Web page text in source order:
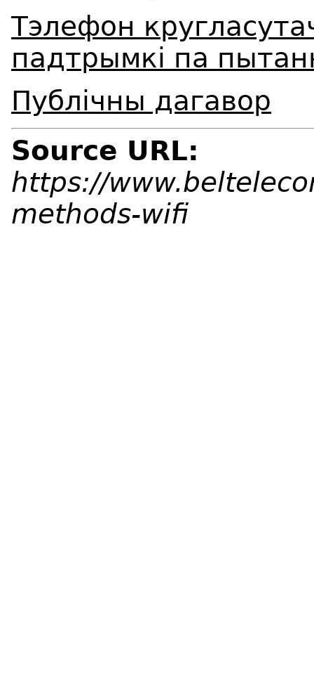
Тэлефон
падтрымкі па
Публічны дагавор
Source URL:
https://
methods-wifi